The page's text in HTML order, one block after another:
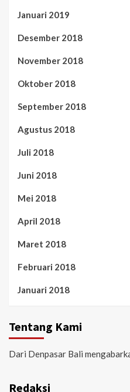
Januari 2019
Desember 2018
November 2018
Oktober 2018
September 2018
Agustus 2018
Juli 2018
Juni 2018
Mei 2018
April 2018
Maret 2018
Februari 2018
Januari 2018
Tentang Kami
Dari Denpasar Bali
Redaksi